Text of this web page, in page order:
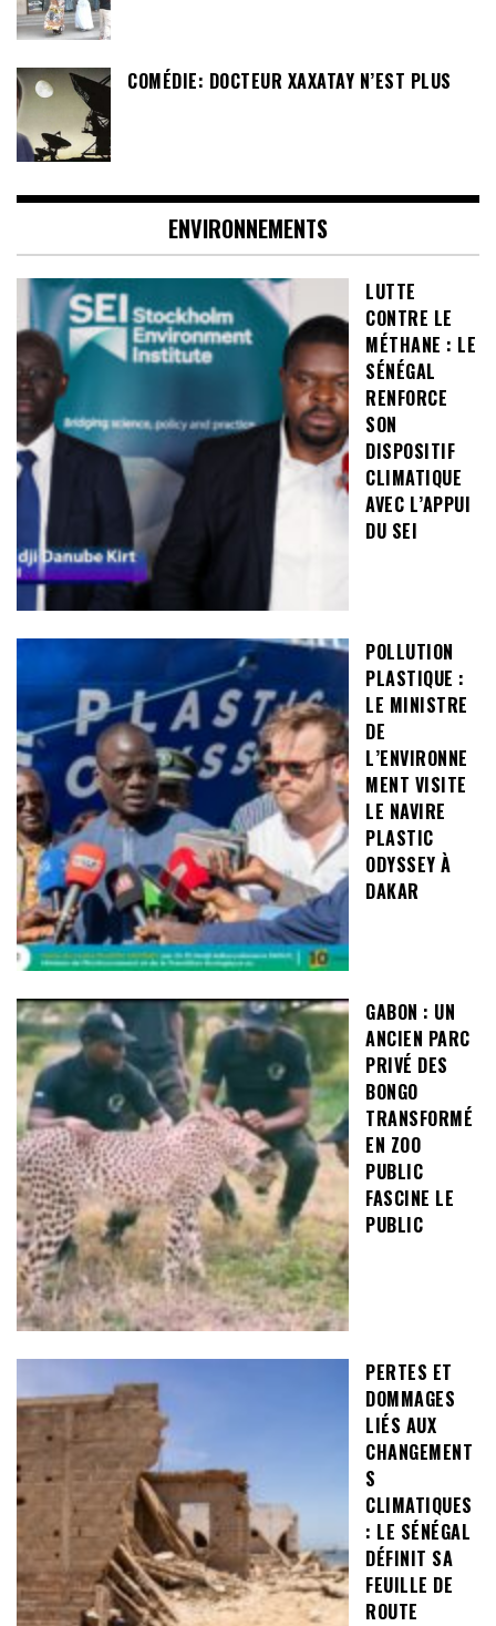
COMÉDIE: DOCTEUR XAXATAY N’EST PLUS
ENVIRONNEMENTS
LUTTE
CONTRE LE
MÉTHANE : LE
SÉNÉGAL
RENFORCE
SON
DISPOSITIF
CLIMATIQUE
AVEC L’APPUI
DU SEI
POLLUTION
PLASTIQUE :
LE MINISTRE
DE
L’ENVIRONNE
MENT VISITE
LE NAVIRE
PLASTIC
ODYSSEY À
DAKAR
GABON : UN
ANCIEN PARC
PRIVÉ DES
BONGO
TRANSFORMÉ
EN ZOO
PUBLIC
FASCINE LE
PUBLIC
PERTES ET
DOMMAGES
LIÉS AUX
CHANGEMENT
S
CLIMATIQUES
: LE SÉNÉGAL
DÉFINIT SA
FEUILLE DE
ROUTE